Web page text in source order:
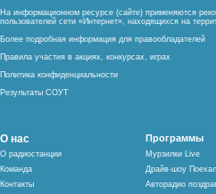
На информационном ресурсе (сайте) применяются
пользователей сети «Интернет», находящихся на
Более подробная информация для правообладателей
Правила участия в акциях, конкурсах, играх
Политика конфиденциальности
Результаты СОУТ
О нас
О радиостанции
Команда
Контакты
Программы
Мурзилки Live
Драйв-шоу
Авторадио